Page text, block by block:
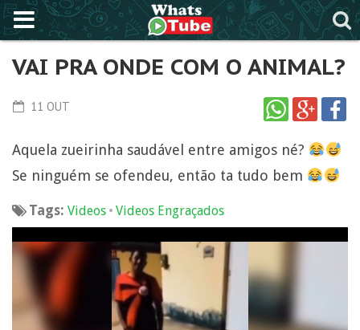
VAI PRA ONDE COM O ANIMAL?
11 OUT
Aquela zueirinha saudável entre amigos né?
Se ninguém se ofendeu, então ta tudo bem
Tags: Videos • Videos Engraçados